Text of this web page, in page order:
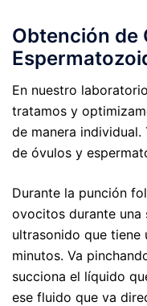
Obtención de
En nuestro
tratamos y
de manera
de óvulos y
Durante la punción
ovocitos durante una
ultrasonido que tiene
minutos. Va
succiona el líquido
ese fluido que va